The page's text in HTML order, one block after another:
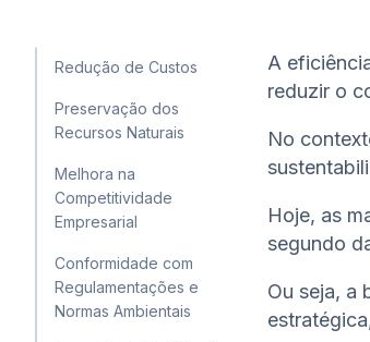
Redução de Custos
Preservação dos
Recursos Naturais
Melhora na
Competitividade
Empresarial
Conformidade com
Regulamentações e
Normas Ambientais
A
reduzir o
No
Hoje, as
segundo
Ou seja, a